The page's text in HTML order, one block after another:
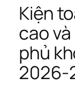
Kiện
cao
phủ
2026-